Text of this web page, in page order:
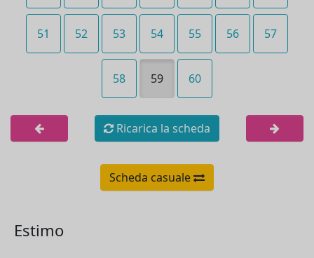
51 52 53 54 55 56 57
58 59 60
Ricarica la scheda
Scheda casuale
Estimo